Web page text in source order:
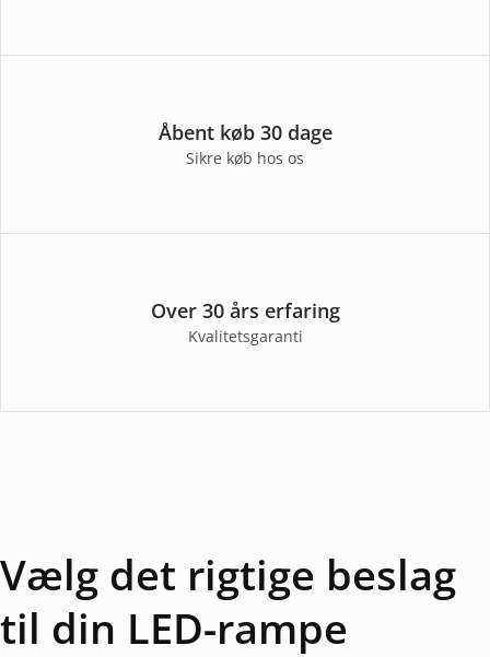
Åbent køb 30 dage
Sikre køb hos os
Over 30 års erfaring
Kvalitetsgaranti
Vælg det rigtige beslag
til din LED-rampe